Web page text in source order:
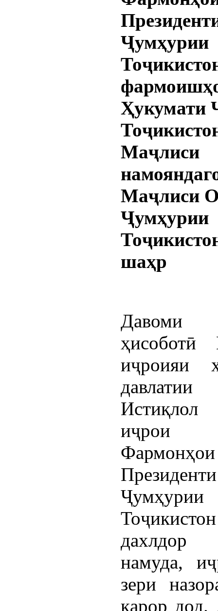
Ҷумҳурии
Ҳукумати
Маҷлиси
Маҷлиси
Ҷумҳурии
шаҳр
Давоми
ҳисоботӣ
иҷроияи
Фармонҳои
Президенти
Ҷумҳурии
намуда,
зери
қарор дод.